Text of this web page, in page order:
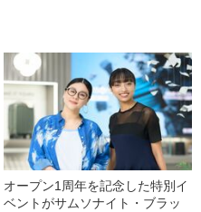
オープン1周年を記念した特別イ
ベントがサムソナイト・ブラッ